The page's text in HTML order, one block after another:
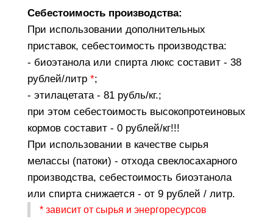
Себестоимость производства:
При использовании дополнительных
приставок, себестоимость производства:
- биоэтанола или спирта люкс составит - 38
рублей/литр *;
- этилацетата - 81 рубль/кг.;
при этом себестоимость высокопротеиновых
кормов составит - 0 рублей/кг!!!
При использовании в качестве сырья
мелассы (патоки) - отхода свеклосахарного
производства, себестоимость биоэтанола
или спирта снижается - от 9 рублей / литр.
* зависит от сырья и энергоресурсов